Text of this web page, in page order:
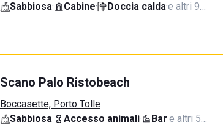
Sabbiosa· Cabine· Doccia calda·e altri 9…
Scano Palo Ristobeach
Boccasette, Porto Tolle
Sabbiosa· Accesso animali· Bar·e altri 5…